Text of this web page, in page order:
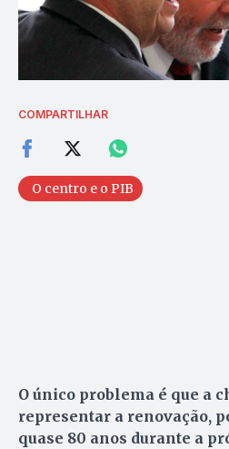
COMPARTILHAR
O centro e o PIB
O único problema é que a
representar a renovação,
quase 80 anos durante a